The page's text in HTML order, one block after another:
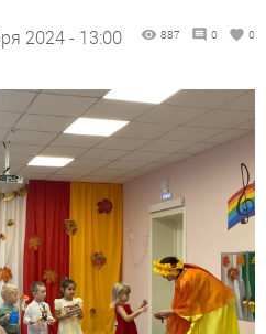
2024 - 13:00 887 0 0